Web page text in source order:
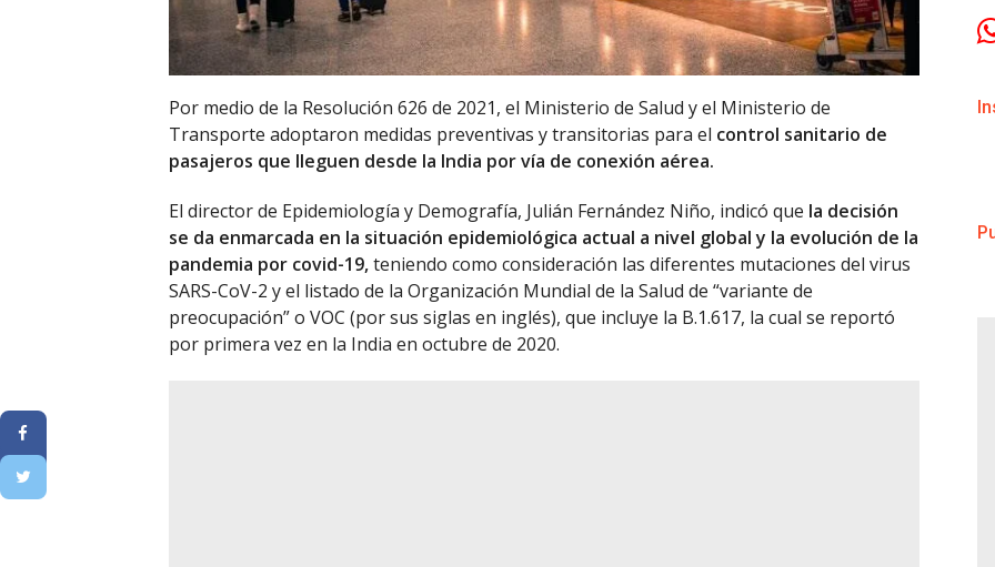
Por medio de la Resolución 626 de 2021, el Ministerio de Salud y el Ministerio de
Transporte adoptaron medidas preventivas y transitorias para el control sanitario de
pasajeros que lleguen desde la India por vía de conexión aérea.
El director de Epidemiología y Demografía, Julián Fernández Niño, indicó que la decisión
se da enmarcada en la situación epidemiológica actual a nivel global y la evolución de la
pandemia por covid-19,teniendo como consideración las diferentes mutaciones del virus
SARS-CoV-2 y el listado de la Organización Mundial de la Salud de “variante de
preocupación” o VOC (por sus siglas en inglés), que incluye la B.1.617, la cual se reportó
por primera vez en la India en octubre de 2020.